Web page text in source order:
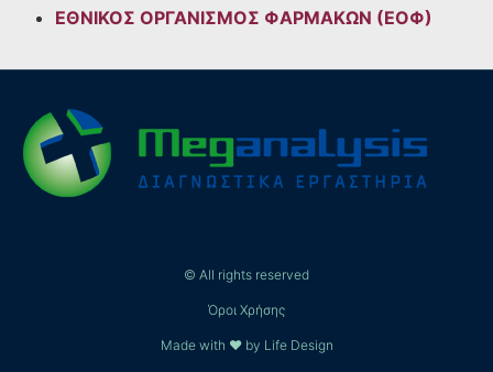
ΕΘΝΙΚΟΣ ΟΡΓΑΝΙΣΜΟΣ ΦΑΡΜΑΚΩΝ (ΕΟΦ)
© All rights reserved
Όροι Χρήσης
Made with ❤ by Life Design